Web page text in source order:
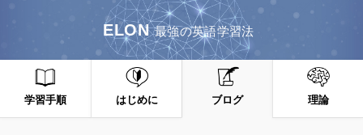
ELON 最強の英語学習法
学習手順 はじめに ブログ 理論